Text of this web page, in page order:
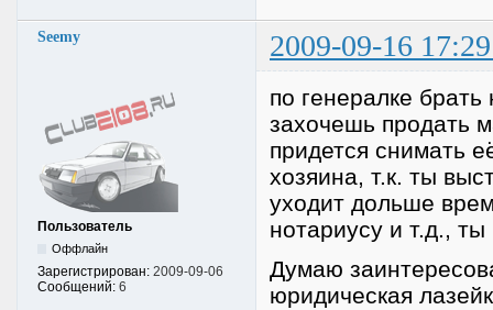
Seemy 2009-09-16
Пользователь
Оффлайн
Зарегистрирован: 2009-09-06
Сообщений: 6
по генералке
захочешь продать
придется снимать
хозяина, т.к. ты
уходит дольше
нотариусу и т.д.,
Думаю
юридическая